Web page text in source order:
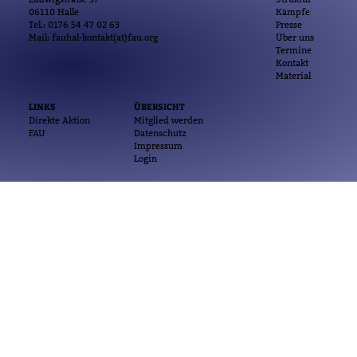
06110 Halle
Tel.: 0176 54 47 02 63
Mail: fauhal-kontakt(at)fau.org
Kämpfe
Presse
Über uns
Termine
Kontakt
Material
LINKS
Direkte Aktion
FAU
ÜBERSICHT
Mitglied werden
Datenschutz
Impressum
Login